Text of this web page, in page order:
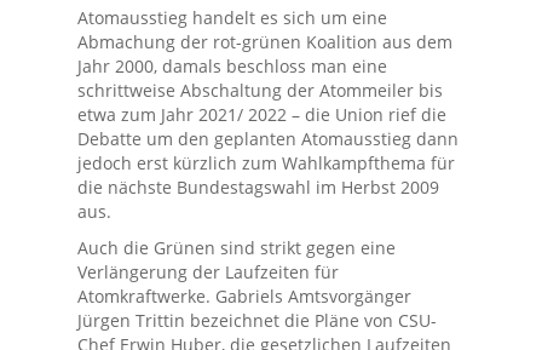
Atomausstieg handelt es sich um eine
Abmachung der rot-grünen Koalition aus dem
Jahr 2000, damals beschloss man eine
schrittweise Abschaltung der Atommeiler bis
etwa zum Jahr 2021/ 2022 – die Union rief die
Debatte um den geplanten Atomausstieg dann
jedoch erst kürzlich zum Wahlkampfthema für
die nächste Bundestagswahl im Herbst 2009
aus.
Auch die Grünen sind strikt gegen eine
Verlängerung der Laufzeiten für
Atomkraftwerke. Gabriels Amtsvorgänger
Jürgen Trittin bezeichnet die Pläne von CSU-
Chef Erwin Huber, die gesetzlichen Laufzeiten